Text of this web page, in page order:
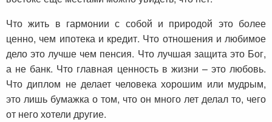
Что жить в гармонии с собой и природой это более
ценно, чем ипотека и кредит. Что отношения и любимое
дело это лучше чем пенсия. Что лучшая защита это Бог,
а не банк. Что главная ценность в жизни – это любовь.
Что диплом не делает человека хорошим или мудрым,
это лишь бумажка о том, что он много лет делал то, чего
от него хотели другие.